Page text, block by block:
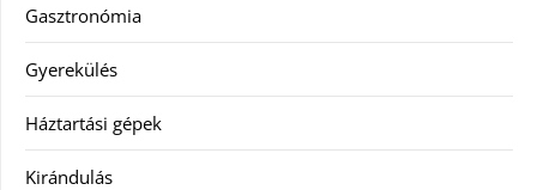
Gasztronómia
Gyerekülés
Háztartási gépek
Kirándulás